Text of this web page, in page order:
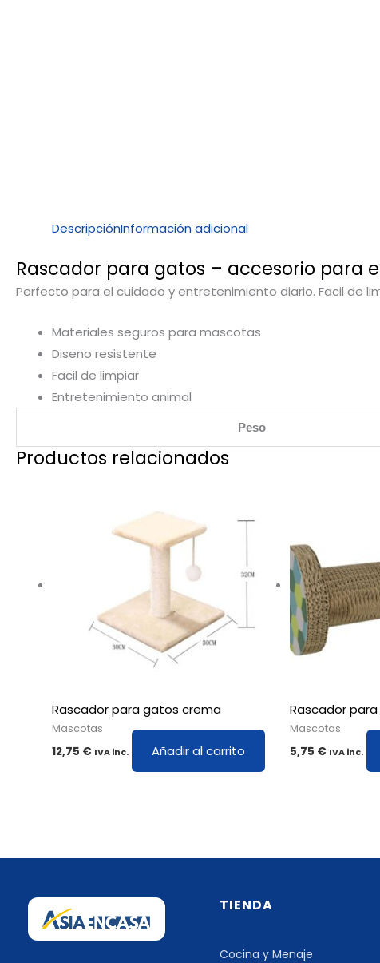
DescripciónInformación adicional
Rascador para gatos – accesorio para
Perfecto para el cuidado y entretenimiento diario. Facil de
Materiales seguros para mascotas
Diseno resistente
Facil de limpiar
Entretenimiento animal
Peso
Productos relacionados
Rascador para gatos crema
Mascotas
12,75 € IVA inc. Añadir al carrito
Rascador
Mascotas
5,75 € IVA inc.
TIENDA
Cocina y Menaje